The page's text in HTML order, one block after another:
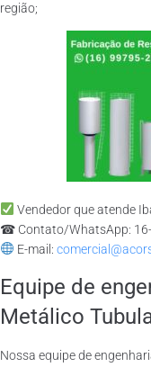
região;
Vendedor que atende
☎ Contato/WhatsApp:
E-mail:
Equipe de
Metálico
Nossa equipe de